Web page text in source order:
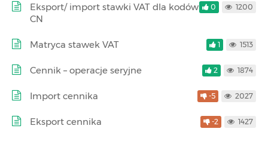
Eksport/ import stawki VAT dla kodów
CN
0 1200
Matryca stawek VAT 1 1513
Cennik – operacje seryjne 2 1874
Import cennika -5 2027
Eksport cennika -2 1427